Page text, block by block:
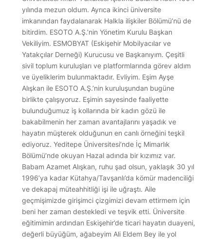
yılında mezun oldum. Ayrıca ikinci üniversite
imkanından faydalanarak Halkla ilişkiler Bölümü’nü de
bitirdim. ESOTO A.Ş.’nin Yönetim Kurulu Başkan
Vekiliyim. ESMOBYAT (Eskişehir Mobilyacılar ve
Yatakçılar Derneği) Kurucusu ve Başkanıyım. Çeşitli
sivil toplum kuruluşları ve platformlarında görev aldım
ve üyeliklerim bulunmaktadır. Evliyim. Eşim Ayşe
Alışkan ile ESOTO A.Ş.’nin kuruluşundan bugüne
birlikte çalışıyoruz. Eşimin sayesinde faaliyette
bulunduğumuz iş kollarında bir kadın gözü ile
bakabilmenin her zaman avantajlarını yaşadık ve
hayatın müşterek olduğunun en canlı örneğini teşkil
ediyoruz. Yeditepe Üniversitesi’nde İç Mimarlık
Bölümü’nde okuyan Hazal adında bir kızımız var.
Babam Azamet Alışkan, ruhu şad olsun, yaklaşık 30 yıl
1996’ya kadar Kütahya/Tavşanlı’da kömür madenciliği
ve dekapaj müteahhitliği işi ile uğraştı. Aile
geçmişimizde girişimci çizgimizi devam ettirmem için
beni her zaman destekledi ve teşvik etti. Üniversite
eğitimimin ardından Eskişehir’de ticari hayatın duayeni,
değerli büyüğüm, ağabeyim Ali Eldem Bey ile yol